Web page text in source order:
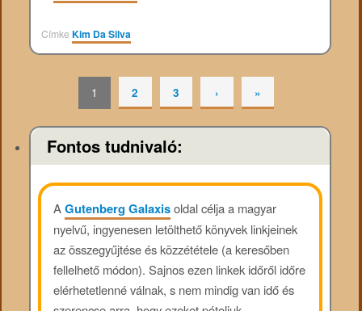
CímkeKim Da Silva
1 2 3 › »
Fontos tudnivaló:
AGutenberg Galaxisoldal célja a magyar
nyelvű, ingyenesen letölthető könyvek linkjeinek
az összegyűjtése és közzététele (a keresőben
fellelhető módon). Sajnos ezen linkek időről időre
elérhetetlenné válnak, s nem mindig van idő és